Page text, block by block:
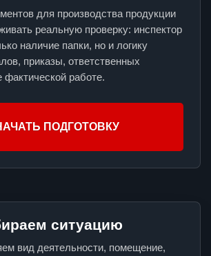
для производства продукции
реальную проверку: инспектор
наличие папки, но и логику
приказы, ответственных
фактической работе.
ПОДГОТОВКУ
ситуацию
вид деятельности, помещение,